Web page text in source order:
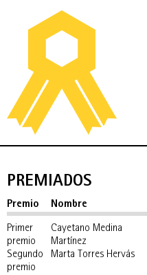
PREMIADOS
Premio Nombre
Primer
premio
Cayetano Medina
Martínez
Segundo
premio
Marta Torres Hervás